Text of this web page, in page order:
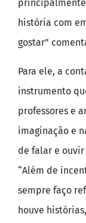
principalmente
história com
gostar”
Para ele, a
instrumento
professores e
imaginação e
de falar e ouvir
“Além de
sempre faço
houve